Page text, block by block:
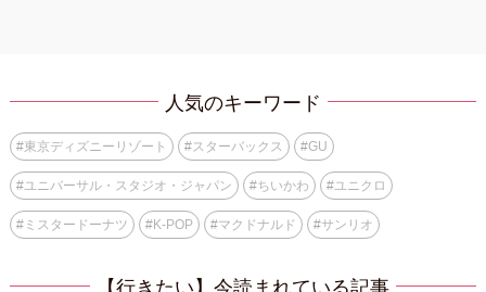
人気のキーワード
#東京ディズニーリゾート #スターバックス #GU
#ユニバーサル・スタジオ・ジャパン #ちいかわ #ユニクロ
#ミスタードーナツ #K-POP #マクドナルド #サンリオ
【行きたい】今読まれている記事